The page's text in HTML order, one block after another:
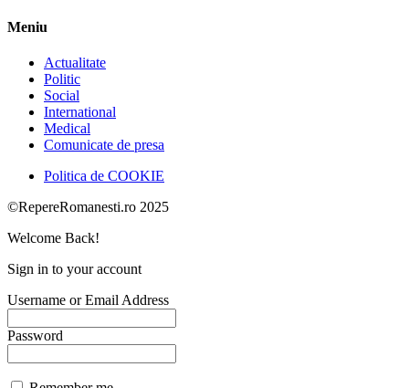
Meniu
Actualitate
Politic
Social
International
Medical
Comunicate de presa
Politica de COOKIE
©RepereRomanesti.ro 2025
Welcome Back!
Sign in to your account
Username or Email Address
Password